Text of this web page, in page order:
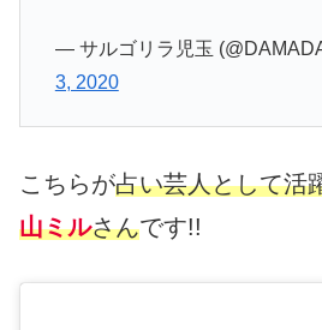
— サルゴリラ児玉
3, 2020
こちらが占い芸人として活
山ミルさんです!!